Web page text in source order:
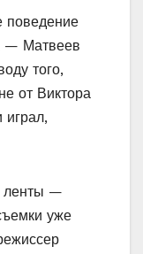
поведение
— Матвеев
того,
от Виктора
играл,
ленты —
уже